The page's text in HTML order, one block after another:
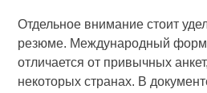
Отдельное внимание стоит
резюме. Международный
отличается от привычных
некоторых странах. В